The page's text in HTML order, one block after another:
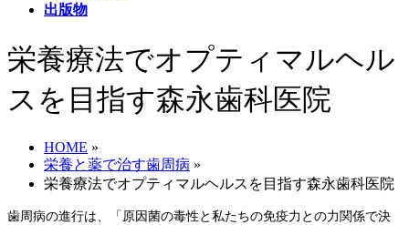
出版物
栄養療法でオプティマルヘル
スを目指す森永歯科医院
HOME »
栄養と薬で治す歯周病 »
栄養療法でオプティマルヘルスを目指す森永歯科医院
歯周病の進行は、「原因菌の毒性と私たちの免疫力との力関係で決